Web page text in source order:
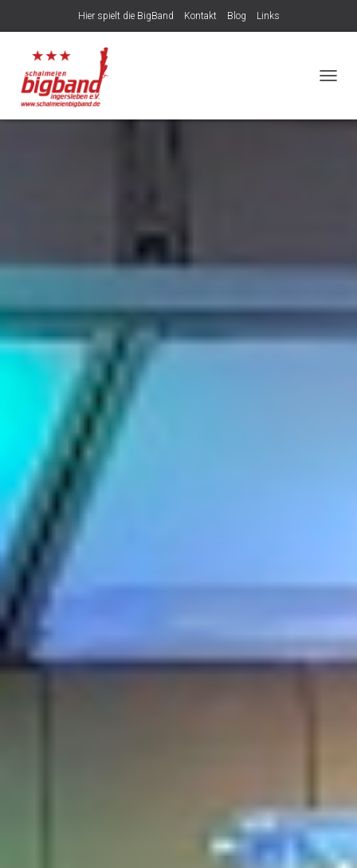
Hier spielt die BigBand Kontakt Blog Links